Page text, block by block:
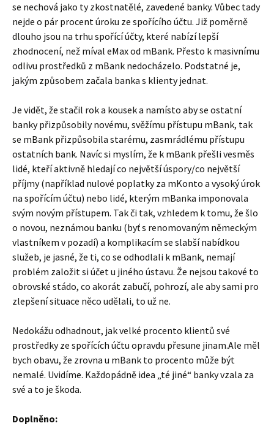
se nechová jako ty zkostnatělé, zavedené banky. Vůbec tady
nejde o pár procent úroku ze spořícího účtu. Již poměrně
dlouho jsou na trhu spořící účty, které nabízí lepší
zhodnocení, než míval eMax od mBank. Přesto k masivnímu
odlivu prostředků z mBank nedocházelo. Podstatné je,
jakým způsobem začala banka s klienty jednat.
Je vidět, že stačil rok a kousek a namísto aby se ostatní
banky přizpůsobily novému, svěžímu přístupu mBank, tak
se mBank přizpůsobila starému, zasmrádlému přístupu
ostatních bank. Navíc si myslím, že k mBank přešli vesměs
lidé, kteří aktivně hledají co největší úspory/co největší
příjmy (například nulové poplatky za mKonto a vysoký úrok
na spořícím účtu) nebo lidé, kterým mBanka imponovala
svým novým přístupem. Tak či tak, vzhledem k tomu, že šlo
o novou, neznámou banku (byť s renomovaným německým
vlastníkem v pozadí) a komplikacím se slabší nabídkou
služeb, je jasné, že ti, co se odhodlali k mBank, nemají
problém založit si účet u jiného ústavu. Že nejsou takové to
obrovské stádo, co akorát zabučí, pohrozí, ale aby sami pro
zlepšení situace něco udělali, to už ne.
Nedokážu odhadnout, jak velké procento klientů své
prostředky ze spořících účtu opravdu přesune jinam.Ale měl
bych obavu, že zrovna u mBank to procento může být
nemalé. Uvidíme. Každopádně idea „té jiné“ banky vzala za
své a to je škoda.
Doplněno: